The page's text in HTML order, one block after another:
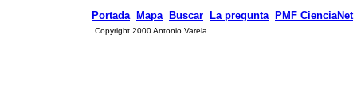
Portada Mapa Buscar La pregunta PMF CienciaNet
Copyright 2000 Antonio Varela